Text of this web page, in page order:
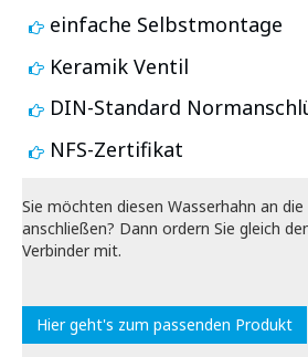
einfache Selbstmontage
Keramik Ventil
DIN-Standard
NFS-Zertifikat
Sie möchten diesen Wasserhahn an die
anschließen? Dann ordern Sie gleich
Verbinder mit.
Hier geht's zum passenden Produkt